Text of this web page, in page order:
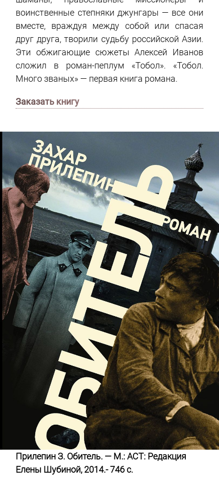
воинственные степняки джунгары — все они
вместе, враждуя между собой или спасая
друг друга, творили судьбу российской Азии.
Эти обжигающие сюжеты Алексей Иванов
сложил в роман-пеплум «Тобол». «Тобол.
Много званых» — первая книга романа.
Заказать книгу
Прилепин З. Обитель. — М.: АСТ: Редакция
Елены Шубиной, 2014.- 746 с.